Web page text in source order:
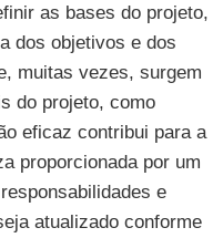
as bases do projeto,
dos objetivos e dos
muitas vezes, surgem
do projeto, como
eficaz contribui para a
proporcionada por um
e
atualizado conforme